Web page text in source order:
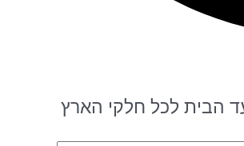
הבית לכל חלקי הארץ